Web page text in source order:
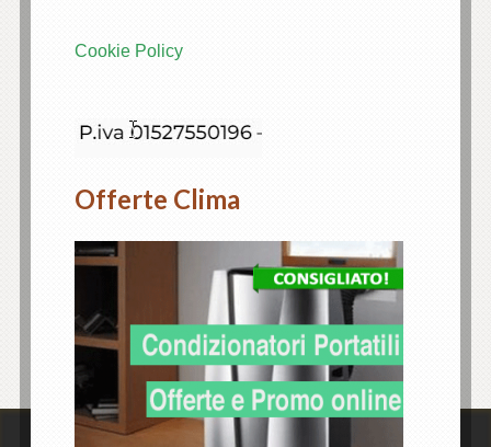
Cookie Policy
Offerte Clima